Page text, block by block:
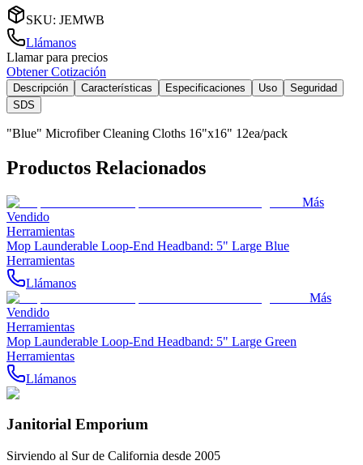
SKU: JEMWB
Llámanos
Llamar para precios
Obtener Cotización
Descripción Características Especificaciones Uso
Seguridad
SDS
"Blue" Microfiber Cleaning Cloths 16"x16" 12ea/pack
Productos Relacionados
Más
Vendido
Herramientas
Mop Launderable Loop-End Headband: 5" Large Blue
Herramientas
Llámanos
Más
Vendido
Herramientas
Mop Launderable Loop-End Headband: 5" Large Green
Herramientas
Llámanos
Janitorial Emporium
Sirviendo al Sur de California desde 2005